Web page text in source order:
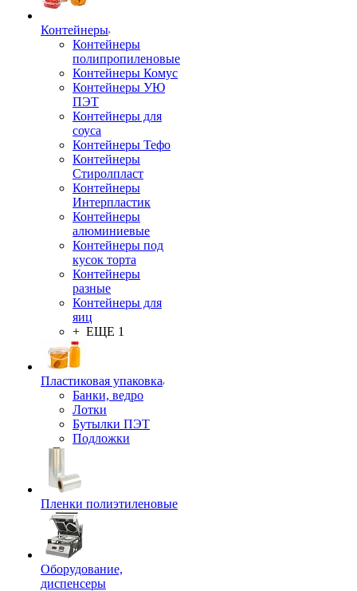
Контейнеры
Контейнеры
полипропиленовые
Контейнеры Комус
Контейнеры УЮ
ПЭТ
Контейнеры для
соуса
Контейнеры Тефо
Контейнеры
Стиролпласт
Контейнеры
Интерпластик
Контейнеры
алюминиевые
Контейнеры под
кусок торта
Контейнеры
разные
Контейнеры для
яиц
+ ЕЩЕ 1
Пластиковая упаковка
Банки, ведро
Лотки
Бутылки ПЭТ
Подложки
Пленки полиэтиленовые
Оборудование,
диспенсеры